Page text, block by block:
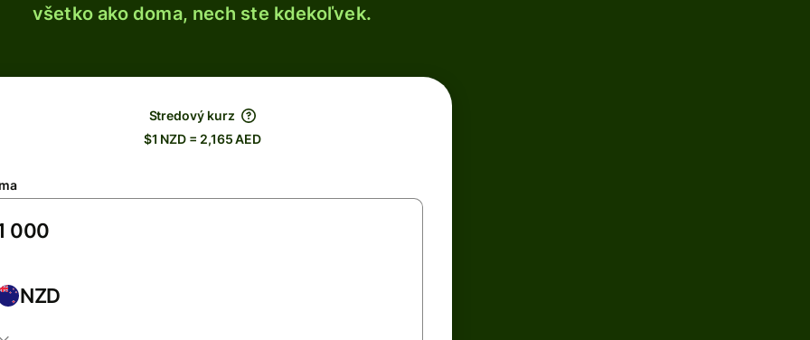
všetko ako doma, nech ste kdekoľvek.
Stredový kurz
$1 NZD = 2,165 AED
NZD